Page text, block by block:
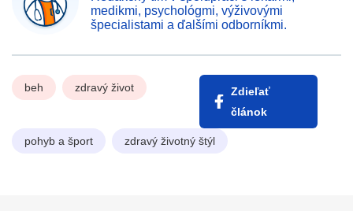
medikmi, psychológmi, výživovými
špecialistami a ďalšími odborníkmi.
beh zdravý život
Zdieľať
článok
pohyb a šport zdravý životný štýl